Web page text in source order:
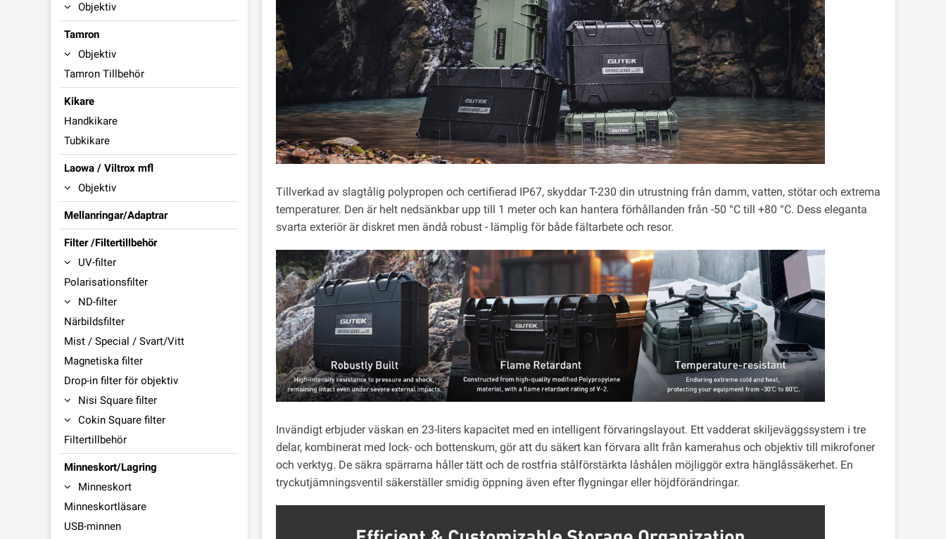
Objektiv
Tamron
Objektiv
Tamron Tillbehör
Kikare
Handkikare
Tubkikare
Laowa / Viltrox mfl
Objektiv
Mellanringar/Adaptrar
Filter /Filtertillbehör
UV-filter
Polarisationsfilter
ND-filter
Närbildsfilter
Mist / Special / Svart/Vitt
Magnetiska filter
Drop-in filter för objektiv
Nisi Square filter
Cokin Square filter
Filtertillbehör
Minneskort/Lagring
Minneskort
Minneskortläsare
USB-minnen
Tillverkad av slagtålig polypropen och certifierad IP67, skyddar T-230 din utrustning från damm, vatten, stötar och extrema
temperaturer. Den är helt nedsänkbar upp till 1 meter och kan hantera förhållanden från -50 °C till +80 °C. Dess eleganta
svarta exteriör är diskret men ändå robust - lämplig för både fältarbete och resor.
Invändigt erbjuder väskan en 23-liters kapacitet med en intelligent förvaringslayout. Ett vadderat skiljeväggssystem i tre
delar, kombinerat med lock- och bottenskum, gör att du säkert kan förvara allt från kamerahus och objektiv till mikrofoner
och verktyg. De säkra spärrarna håller tätt och de rostfria stålförstärkta låshålen möjliggör extra hänglåssäkerhet. En
tryckutjämningsventil säkerställer smidig öppning även efter flygningar eller höjdförändringar.